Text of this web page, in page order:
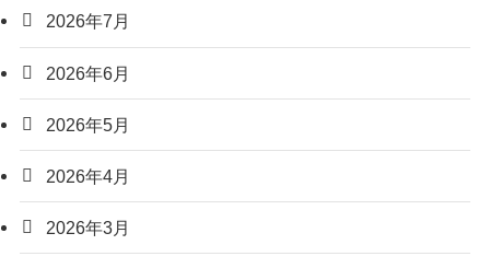
2026年7月
2026年6月
2026年5月
2026年4月
2026年3月